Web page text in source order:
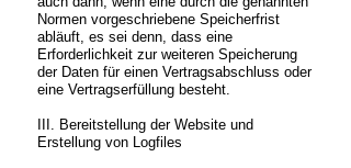
Normen vorgeschriebene Speicherfrist
abläuft, es sei denn, dass eine
Erforderlichkeit zur weiteren Speicherung
der Daten für einen Vertragsabschluss oder
eine Vertragserfüllung besteht.
III. Bereitstellung der Website und
Erstellung von Logfiles